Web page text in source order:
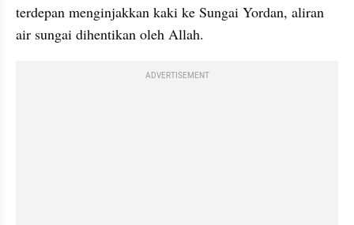
terdepan menginjakkan kaki ke Sungai Yordan, aliran
air sungai dihentikan oleh Allah.
ADVERTISEMENT